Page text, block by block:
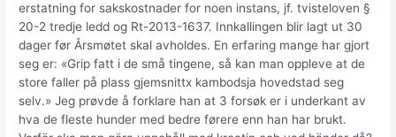
erstatning for sakskostnader for noen instans, jf. tvisteloven §
20-2 tredje ledd og Rt-2013-1637. Innkallingen blir lagt ut 30
dager før Årsmøtet skal avholdes. En erfaring mange har gjort
seg er: «Grip fatt i de små tingene, så kan man oppleve at de
store faller på plass gjemsnittx kambodsja hovedstad seg
selv.» Jeg prøvde å forklare han at 3 forsøk er i underkant av
hva de fleste hunder med bedre førere enn han har brukt.